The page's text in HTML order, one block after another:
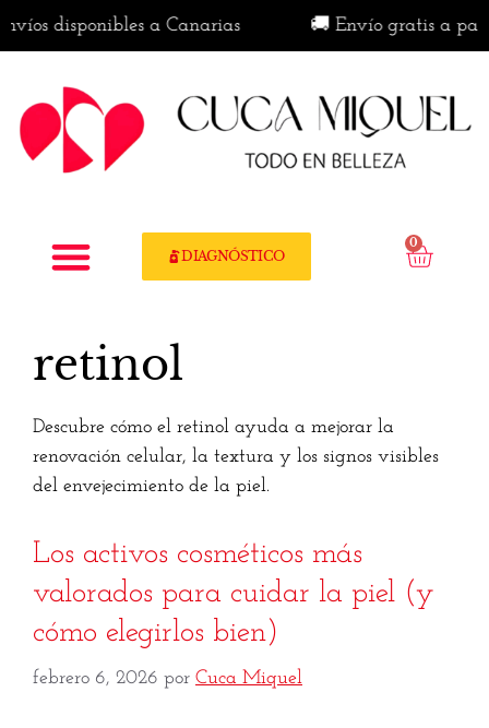
disponibles a Canarias 🚚 Envío gratis a
DIAGNÓSTICO
0
retinol
Descubre cómo el retinol ayuda a mejorar la
renovación celular, la textura y los signos visibles
del envejecimiento de la piel.
Los activos cosméticos más
valorados para cuidar la piel (y
cómo elegirlos bien)
febrero 6, 2026 por Cuca Miquel